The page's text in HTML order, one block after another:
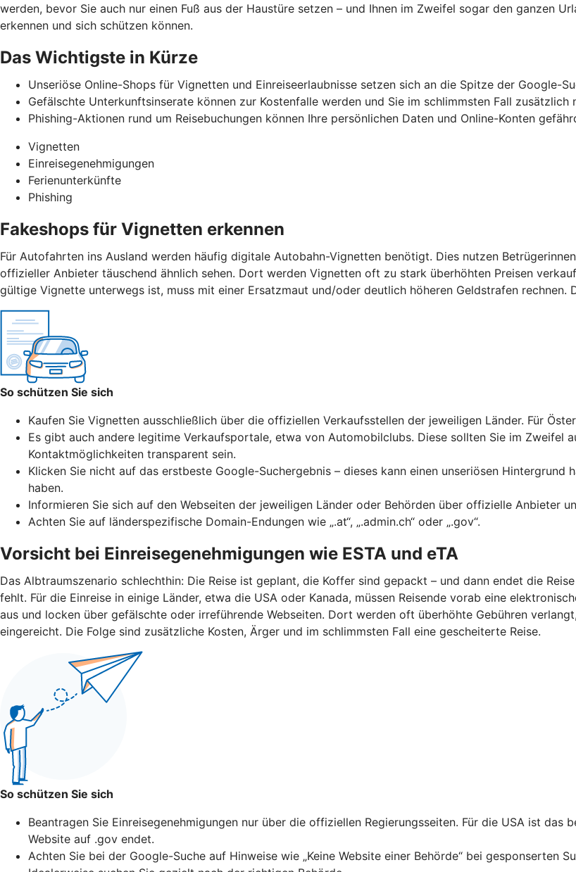
werden, bevor Sie auch nur einen Fuß aus der Haustüre setzen – und Ihnen im Zweifel sogar den ganzen
erkennen und sich schützen können.
Das Wichtigste in Kürze
Unseriöse Online-Shops für Vignetten und Einreiseerlaubnisse setzen sich an die Spitze der Google-
Gefälschte Unterkunftsinserate können zur Kostenfalle werden und Sie im schlimmsten Fall
Phishing-Aktionen rund um Reisebuchungen können Ihre persönlichen Daten und Online-Konten
Vignetten
Einreisegenehmigungen
Ferienunterkünfte
Phishing
Fakeshops für Vignetten erkennen
Für Autofahrten ins Ausland werden häufig digitale Autobahn-Vignetten benötigt. Dies nutzen
offizieller Anbieter täuschend ähnlich sehen. Dort werden Vignetten oft zu stark überhöhten Preisen
gültige Vignette unterwegs ist, muss mit einer Ersatzmaut und/oder deutlich höheren Geldstrafen rechnen.
So schützen Sie sich
Kaufen Sie Vignetten ausschließlich über die offiziellen Verkaufsstellen der jeweiligen Länder. Für
Es gibt auch andere legitime Verkaufsportale, etwa von Automobilclubs. Diese sollten Sie im Zweifel
Kontaktmöglichkeiten transparent sein.
Klicken Sie nicht auf das erstbeste Google-Suchergebnis – dieses kann einen unseriösen Hintergrund
haben.
Informieren Sie sich auf den Webseiten der jeweiligen Länder oder Behörden über offizielle Anbieter
Achten Sie auf länderspezifische Domain-Endungen wie „.at“, „.admin.ch“ oder „.gov“.
Vorsicht bei Einreisegenehmigungen wie ESTA und eTA
Das Albtraumszenario schlechthin: Die Reise ist geplant, die Koffer sind gepackt – und dann endet die
fehlt. Für die Einreise in einige Länder, etwa die USA oder Kanada, müssen Reisende vorab eine
aus und locken über gefälschte oder irreführende Webseiten. Dort werden oft überhöhte Gebühren
eingereicht. Die Folge sind zusätzliche Kosten, Ärger und im schlimmsten Fall eine gescheiterte Reise.
So schützen Sie sich
Beantragen Sie Einreisegenehmigungen nur über die offiziellen Regierungsseiten. Für die USA ist
Website auf .gov endet.
Achten Sie bei der Google-Suche auf Hinweise wie „Keine Website einer Behörde“ bei gesponserten